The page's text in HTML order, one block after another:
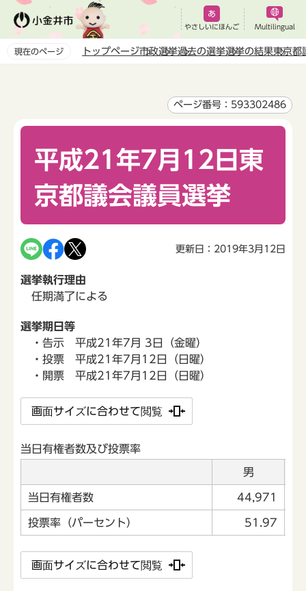
ペ
やさしいにほんご Multilingual
現在のページ トップページ市政選挙過去の選挙選挙の結果東京都
ページ番号：593302486
平成21年7月12日東
京都議会議員選挙
更新日：2019年3月12日
選挙執行理由
任期満了による
選挙期日等
・告示 平成21年7月 3日（金曜）
・投票 平成21年7月12日（日曜）
・開票 平成21年7月12日（日曜）
画面サイズに合わせて閲覧
当日有権者数及び投票率
男
当日有権者数 44,971
投票率（パーセント） 51.97
画面サイズに合わせて閲覧